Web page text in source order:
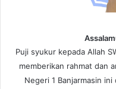
Puji syukur kepada Allah
memberikan rahmat dan
Negeri 1 Banjarmasin